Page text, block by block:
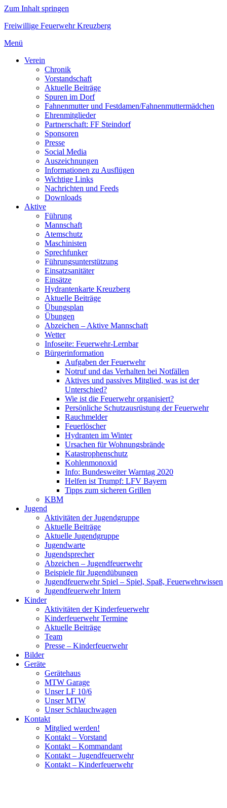
Zum Inhalt springen
Freiwillige Feuerwehr Kreuzberg
Menü
Verein
Chronik
Vorstandschaft
Aktuelle Beiträge
Spuren im Dorf
Fahnenmutter und Festdamen/Fahnenmuttermädchen
Ehrenmitglieder
Partnerschaft: FF Steindorf
Sponsoren
Presse
Social Media
Auszeichnungen
Informationen zu Ausflügen
Wichtige Links
Nachrichten und Feeds
Downloads
Aktive
Führung
Mannschaft
Atemschutz
Maschinisten
Sprechfunker
Führungsunterstützung
Einsatzsanitäter
Einsätze
Hydrantenkarte Kreuzberg
Aktuelle Beiträge
Übungsplan
Übungen
Abzeichen – Aktive Mannschaft
Wetter
Infoseite: Feuerwehr-Lernbar
Bürgerinformation
Aufgaben der Feuerwehr
Notruf und das Verhalten bei Notfällen
Aktives und passives Mitglied, was ist der
Unterschied?
Wie ist die Feuerwehr organisiert?
Persönliche Schutzausrüstung der Feuerwehr
Rauchmelder
Feuerlöscher
Hydranten im Winter
Ursachen für Wohnungsbrände
Katastrophenschutz
Kohlenmonoxid
Info: Bundesweiter Warntag 2020
Helfen ist Trumpf: LFV Bayern
Tipps zum sicheren Grillen
KBM
Jugend
Aktivitäten der Jugendgruppe
Aktuelle Beiträge
Aktuelle Jugendgruppe
Jugendwarte
Jugendsprecher
Abzeichen – Jugendfeuerwehr
Beispiele für Jugendübungen
Jugendfeuerwehr Spiel – Spiel, Spaß, Feuerwehrwissen
Jugendfeuerwehr Intern
Kinder
Aktivitäten der Kinderfeuerwehr
Kinderfeuerwehr Termine
Aktuelle Beiträge
Team
Presse – Kinderfeuerwehr
Bilder
Geräte
Gerätehaus
MTW Garage
Unser LF 10/6
Unser MTW
Unser Schlauchwagen
Kontakt
Mitglied werden!
Kontakt – Vorstand
Kontakt – Kommandant
Kontakt – Jugendfeuerwehr
Kontakt – Kinderfeuerwehr